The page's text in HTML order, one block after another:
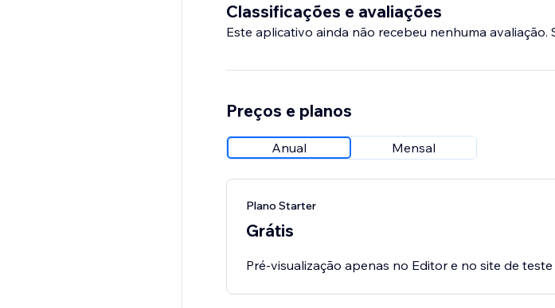
Classificações e avaliações
Este aplicativo ainda não recebeu nenhuma avaliação.
Preços e planos
Anual Mensal
Plano Starter
Grátis
Pré-visualização apenas no Editor e no site de teste